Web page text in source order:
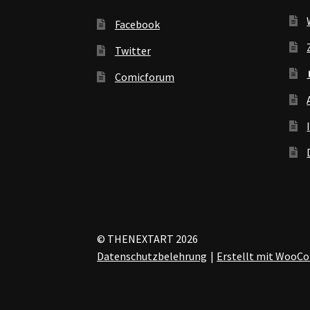
Facebook
Twitter
Comicforum
© THENEXTART 2026
Datenschutzbelehrung
Erstellt mit